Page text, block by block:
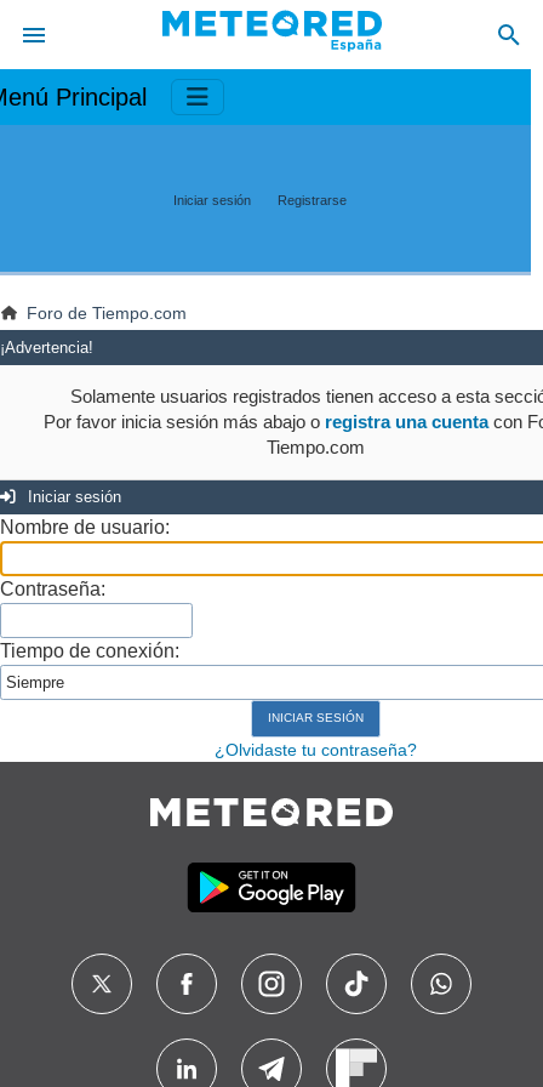
Principal
Iniciar sesión Registrarse
Foro de Tiempo.com
¡Advertencia!
Solamente usuarios registrados tienen acceso a esta
Por favor inicia sesión más abajo o registra una cuentacon
Tiempo.com
Iniciar sesión
Nombre de usuario:
Contraseña:
Tiempo de conexión:
¿Olvidaste tu contraseña?